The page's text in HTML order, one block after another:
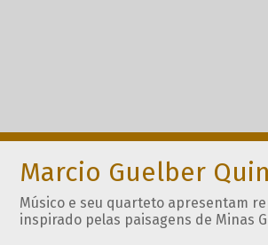
Marcio Guelber
Músico e seu quarteto apresentam
inspirado pelas paisagens de Minas